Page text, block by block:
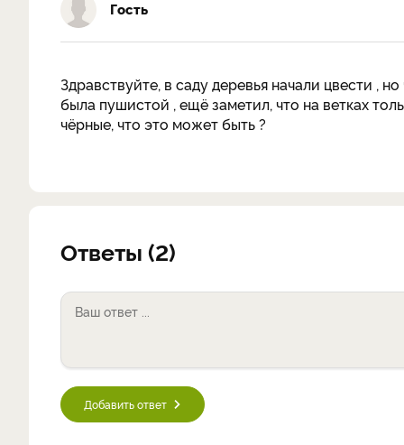
Гость
Здравствуйте, в саду деревья начали цвести ,
была пушистой , ещё заметил, что на ветках
чёрные, что это может быть ?
Ответы (2)
Добавить ответ